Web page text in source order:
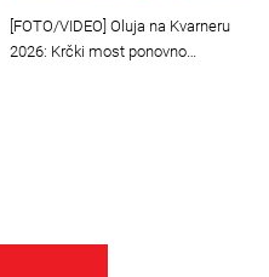
[FOTO/VIDEO] Oluja na Kvarneru
2026: Krčki most ponovno…